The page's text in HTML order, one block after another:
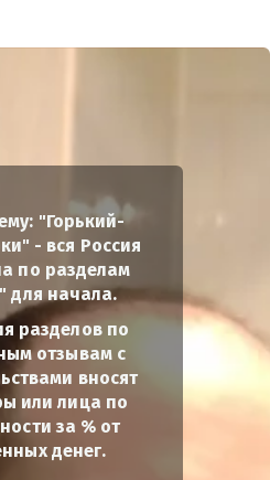
"Горький-
- вся Россия
по разделам
для начала.
разделов по
отзывам с
вносят
или лица по
за % от
денег.